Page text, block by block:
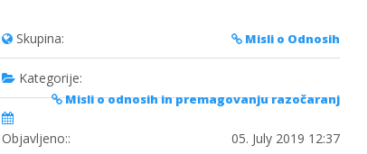
Skupina: Misli o Odnosih
Kategorije:
Misli o odnosih in premagovanju razočaranj
Objavljeno:: 05. July 2019 12:37